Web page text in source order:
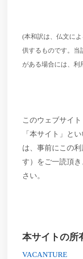
(本和訳は、仏文に
供するものです。当
がある場合には、利
このウェブサイト
「本サイト」と
は、事前にこの
す）をご一読頂
さい。
本サイトの所
VACANTURE